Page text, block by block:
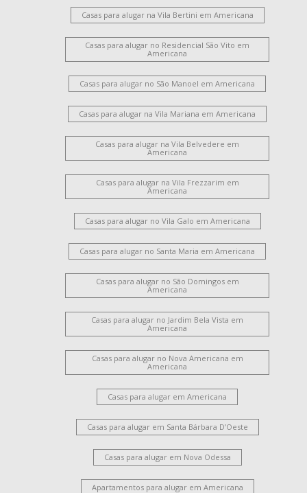
Casas para alugar na Vila Bertini em Americana
Casas para alugar no Residencial São Vito em
Americana
Casas para alugar no São Manoel em Americana
Casas para alugar na Vila Mariana em Americana
Casas para alugar na Vila Belvedere em
Americana
Casas para alugar na Vila Frezzarim em
Americana
Casas para alugar no Vila Galo em Americana
Casas para alugar no Santa Maria em Americana
Casas para alugar no São Domingos em
Americana
Casas para alugar no Jardim Bela Vista em
Americana
Casas para alugar no Nova Americana em
Americana
Casas para alugar em Americana
Casas para alugar em Santa Bárbara D’Oeste
Casas para alugar em Nova Odessa
Apartamentos para alugar em Americana